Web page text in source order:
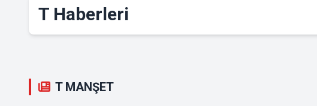
T Haberleri
T MANŞET